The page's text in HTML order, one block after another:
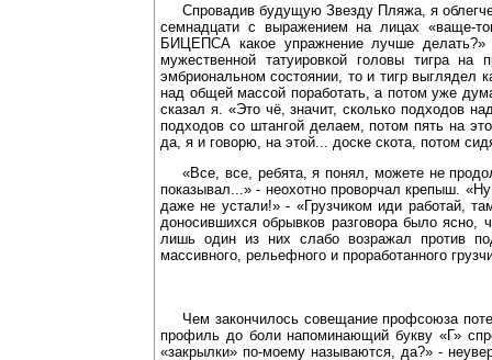
Спровадив будущую Звезду Пляжа, я
семнадцати с выражением на лицах «ваще-
БИЦЕПСА какое упражнение лучше
мужественной татуировкой головы тигра
эмбриональном состоянии, то и тигр выглядел
над общей массой поработать, а потом уже
сказал я. «Это чё, значит, сколько подходов
подходов со штангой делаем, потом пять на
да, я и говорю, на этой... доске скота, потом
«Все, все, ребята, я понял, можете не
показывал...» - неохотно проворчал крепыш.
даже не устали!» - «Грузчиком иди работай,
доносившихся обрывков разговора было
лишь один из них слабо возражал против
массивного, рельефного и проработанного
Чем закончилось совещание профсоюза
профиль до боли напоминающий букву «Г»
«закрылки» по-моему называются, да?» -